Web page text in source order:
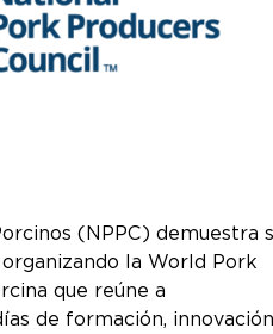
(NPPC) demuestra
la World Pork
que reúne a
de formación, innovación